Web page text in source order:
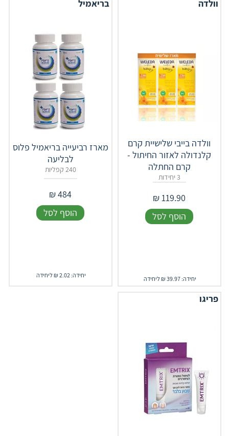
וולדה
וולדה בייבי שלישיית קרם
קלנדולה לאזור החיתול -
קרם החתלה
3 יחידות
119.90
₪
הוסף לסל
יחידה: 39.97 ₪ ליחידה
בריאמיל
‎מארז רביעייה בריאמיל פלוס
לבליעה
240 קפליות
484
₪
הוסף לסל
יחידה: 2.02 ₪ ליחידה
פריגו